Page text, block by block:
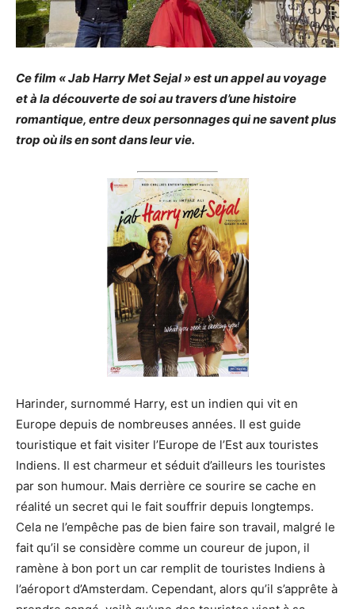
Ce film « Jab Harry Met Sejal » est un appel au voyage
et à la découverte de soi au travers d’une histoire
romantique, entre deux personnages qui ne savent plus
trop où ils en sont dans leur vie.
Harinder, surnommé Harry, est un indien qui vit en
Europe depuis de nombreuses années. Il est guide
touristique et fait visiter l’Europe de l’Est aux touristes
Indiens. Il est charmeur et séduit d’ailleurs les touristes
par son humour. Mais derrière ce sourire se cache en
réalité un secret qui le fait souffrir depuis longtemps.
Cela ne l’empêche pas de bien faire son travail, malgré le
fait qu’il se considère comme un coureur de jupon, il
ramène à bon port un car remplit de touristes Indiens à
l’aéroport d’Amsterdam. Cependant, alors qu’il s’apprête à